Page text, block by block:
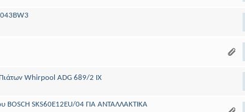
Whirpool ADG 689/2 IX
BOSCH SKS60E12EU/04 ΓΙΑ ΑΝΤΑΛΛΑΚΤΙΚΑ